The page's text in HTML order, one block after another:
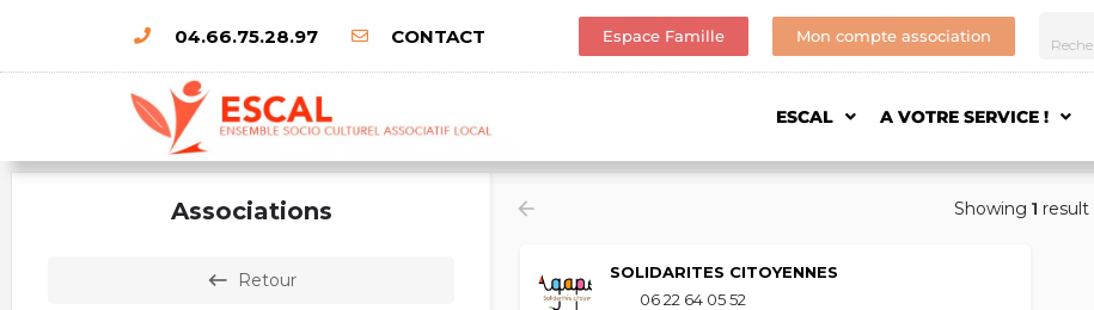
04.66.75.28.97 CONTACT Espace Famille Mon compte association
ESCAL A VOTRE SERVICE !
Associations
Retour
Showing 1 result
SOLIDARITES CITOYENNES
06 22 64 05 52